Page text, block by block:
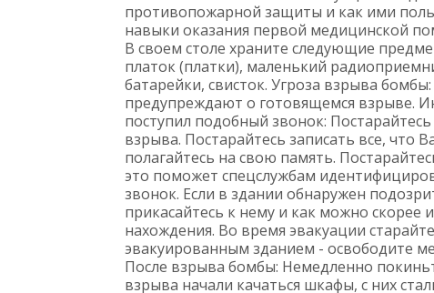
противопожарной защиты и как ими
навыки оказания первой медицинской
В своем столе храните следующие
платок (платки), маленький
батарейки, свисток. Угроза взрыва
предупреждают о готовящемся взрыве.
поступил подобный звонок:
взрыва. Постарайтесь записать все, что
полагайтесь на свою память.
это поможет спецслужбам
звонок. Если в здании обнаружен
прикасайтесь к нему и как можно скорее
нахождения. Во время эвакуации
эвакуированным зданием - освободите
После взрыва бомбы: Немедленно
взрыва начали качаться шкафы, с них